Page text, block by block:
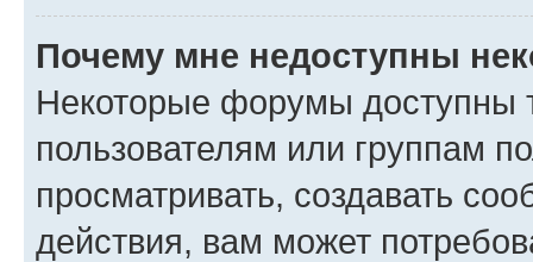
Почему мне недоступны
Некоторые форумы доступны
пользователям или группам
просматривать, создавать
действия, вам может